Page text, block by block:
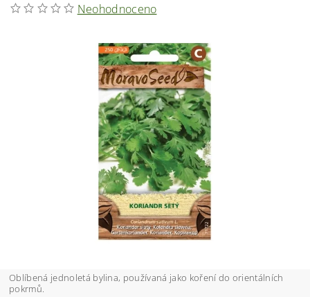
Neohodnoceno
Oblíbená jednoletá bylina, používaná jako koření do orientálních
pokrmů.